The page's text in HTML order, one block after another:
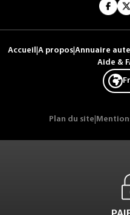
Accueil A propos Annuaire
Aide &
Plan du site